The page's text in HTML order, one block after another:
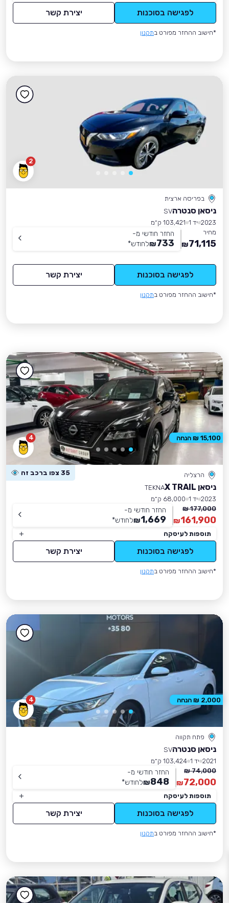
לפגישה בסוכנות יצירת קשר
*חישוב ההחזר מפורט בתקנון
2
בפריסה ארצית
ניסאן סנטרהSV
2023 יד 1
103,421 ק״מ
מחיר
71,115
₪
החזר חודשי מ-
733
₪לחודש*
לפגישה בסוכנות יצירת קשר
*חישוב ההחזר מפורט בתקנון
4
הרצליה 35 צפו ברכב זה
ניסאן X TRAIL
TEKNA
2023 יד 1
68,000 ק״מ
177,000 ₪
161,900
₪
החזר חודשי מ-
1,669
₪לחודש*
תוספות לעיסקה
לפגישה בסוכנות יצירת קשר
*חישוב ההחזר מפורט בתקנון
15,100 ₪ הנחה
4
פתח תקווה
ניסאן סנטרהSV
2021 יד 1
103,424 ק״מ
74,000 ₪
72,000
₪
החזר חודשי מ-
848
₪לחודש*
תוספות לעיסקה
לפגישה בסוכנות יצירת קשר
*חישוב ההחזר מפורט בתקנון
2,000 ₪ הנחה